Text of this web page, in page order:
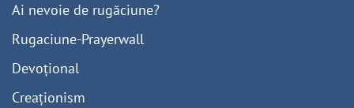
Ai nevoie de rugăciune?
Rugaciune-Prayerwall
Devoțional
Creaționism